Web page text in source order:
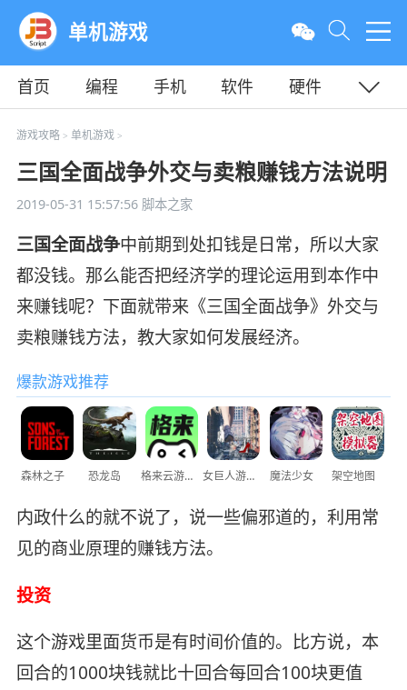
单机游戏
首页 编程 手机 软件
硬件
教程
平面
游戏攻略> 单机游戏>
三国全面战争外交与卖粮赚钱方法说明
2019-05-31 15:57:56脚本之家
三国全面战争中前期到处扣钱是日常，所以大家
都没钱。那么能否把经济学的理论运用到本作中
来赚钱呢？下面就带来《三国全面战争》外交与
卖粮赚钱方法，教大家如何发展经济。
爆款游戏推荐
森林之子 恐龙岛 格来云游戏 女巨人游乐场 魔法少女 架空地图
内政什么的就不说了，说一些偏邪道的，利用常
见的商业原理的赚钱方法。
投资
这个游戏里面货币是有时间价值的。比方说，本
回合的1000块钱就比十回合每回合100块更值